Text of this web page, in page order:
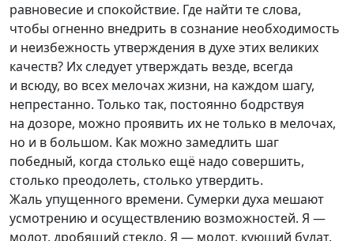
равновесие и спокойствие. Где найти те слова,
чтобы огненно внедрить в сознание необходимость
и неизбежность утверждения в духе этих великих
качеств? Их следует утверждать везде, всегда
и всюду, во всех мелочах жизни, на каждом шагу,
непрестанно. Только так, постоянно бодрствуя
на дозоре, можно проявить их не только в мелочах,
но и в большом. Как можно замедлить шаг
победный, когда столько ещё надо совершить,
столько преодолеть, столько утвердить.
Жаль упущенного времени. Сумерки духа мешают
усмотрению и осуществлению возможностей. Я —
молот, дробящий стекло. Я — молот, кующий булат.